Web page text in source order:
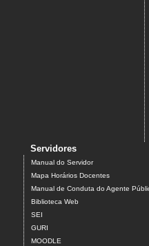
Servidores
Manual do Servidor
Mapa Horários Docentes
Manual de Conduta do Agente
Biblioteca Web
SEI
GURI
MOODLE